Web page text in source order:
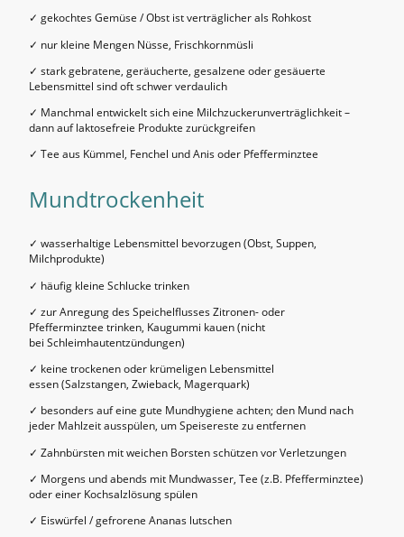
✓ gekochtes Gemüse / Obst ist verträglicher als Rohkost
✓ nur kleine Mengen Nüsse, Frischkornmüsli
✓ stark gebratene, geräucherte, gesalzene oder gesäuerte
Lebensmittel sind oft schwer verdaulich
✓ Manchmal entwickelt sich eine Milchzuckerunverträglichkeit –
dann auf laktosefreie Produkte zurückgreifen
✓ Tee aus Kümmel, Fenchel und Anis oder Pfefferminztee
Mundtrockenheit
✓ wasserhaltige Lebensmittel bevorzugen (Obst, Suppen,
Milchprodukte)
✓ häufig kleine Schlucke trinken
✓ zur Anregung des Speichelflusses Zitronen- oder
Pfefferminztee trinken, Kaugummi kauen (nicht
bei Schleimhautentzündungen)
✓ keine trockenen oder krümeligen Lebensmittel
essen (Salzstangen, Zwieback, Magerquark)
✓ besonders auf eine gute Mundhygiene achten; den Mund nach
jeder Mahlzeit ausspülen, um Speisereste zu entfernen
✓ Zahnbürsten mit weichen Borsten schützen vor Verletzungen
✓ Morgens und abends mit Mundwasser, Tee (z.B. Pfefferminztee)
oder einer Kochsalzlösung spülen
✓ Eiswürfel / gefrorene Ananas lutschen